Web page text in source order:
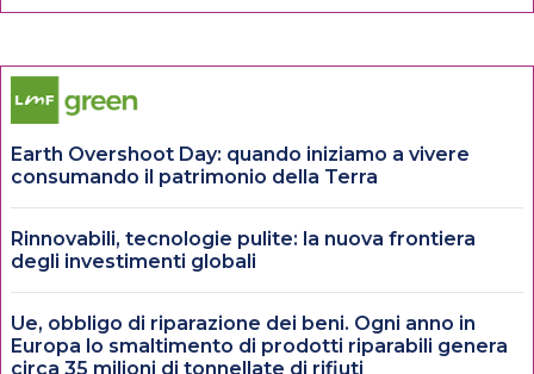
Earth Overshoot Day: quando iniziamo a vivere
consumando il patrimonio della Terra
Rinnovabili, tecnologie pulite: la nuova frontiera
degli investimenti globali
Ue, obbligo di riparazione dei beni. Ogni anno in
Europa lo smaltimento di prodotti riparabili genera
circa 35 milioni di tonnellate di rifiuti